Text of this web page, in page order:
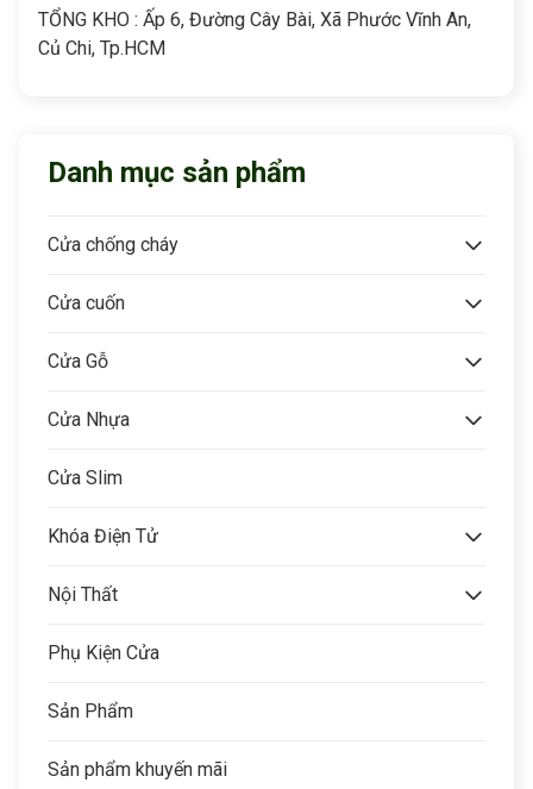
TỔNG KHO : Ấp 6, Đường Cây Bài, Xã Phước Vĩnh An,
Củ Chi, Tp.HCM
Danh mục sản phẩm
Cửa chống cháy
Cửa cuốn
Cửa Gỗ
Cửa Nhựa
Cửa Slim
Khóa Điện Tử
Nội Thất
Phụ Kiện Cửa
Sản Phẩm
Sản phẩm khuyến mãi